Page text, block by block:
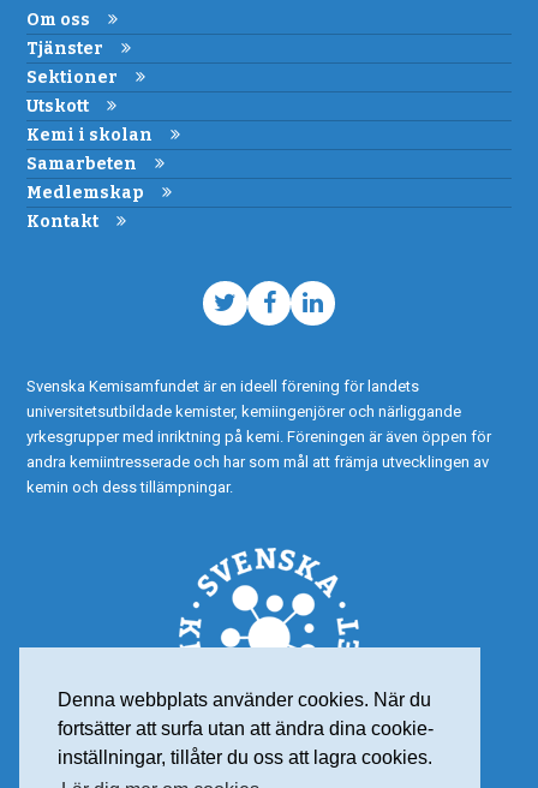
Denna webbplats använder cookies. När du
fortsätter att surfa utan att ändra dina cookie-
inställningar, tillåter du oss att lagra cookies.
Om oss
Tjänster
Sektioner
Utskott
Kemi i skolan
Samarbeten
Medlemskap
Kontakt
TwitterFacebook
LinkedIn
Svenska Kemisamfundet är en ideell förening för landets
universitetsutbildade kemister, kemiingenjörer och närliggande
yrkesgrupper med inriktning på kemi. Föreningen är även öppen för
andra kemiintresserade och har som mål att främja utvecklingen av
kemin och dess tillämpningar.